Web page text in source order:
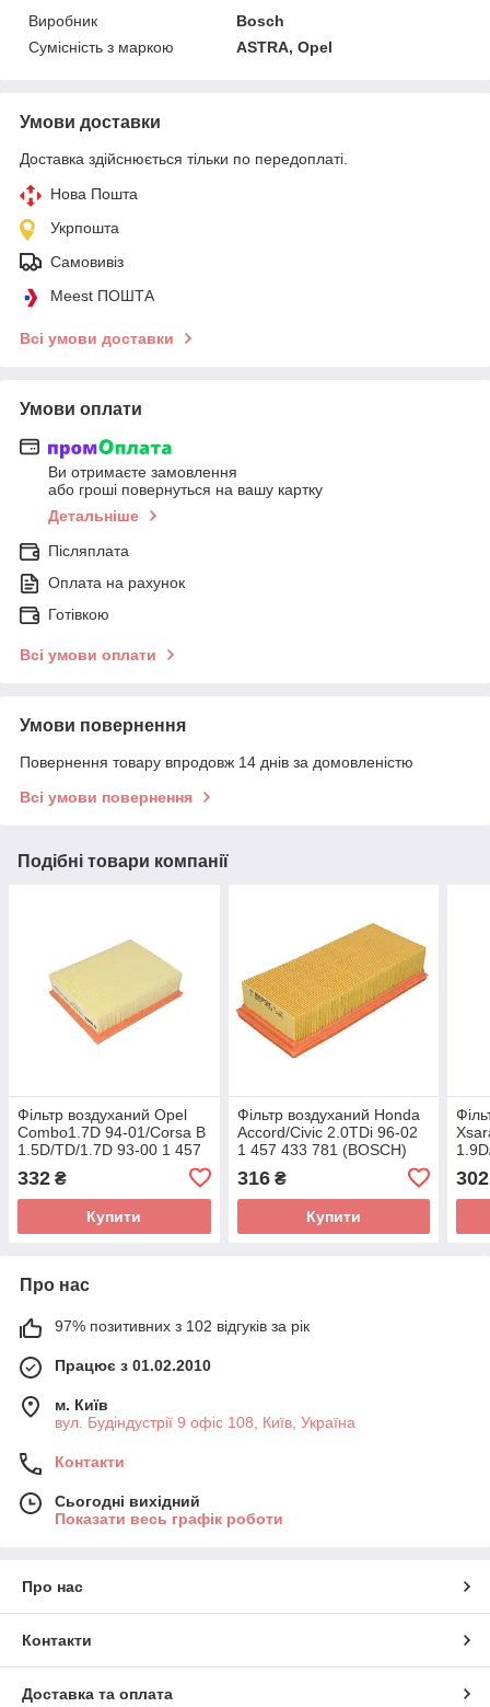
Виробник
Bosch
Сумісність з маркою
ASTRA, Opel
Умови доставки
Доставка здійснюється тільки по передоплаті.
Нова Пошта
Укрпошта
Самовивіз
Meest ПОШТА
Всі умови доставки
Умови оплати
Ви отримаєте замовлення
або гроші повернуться на вашу картку
Детальніше
Післяплата
Оплата на рахунок
Готівкою
Всі умови оплати
Умови повернення
Повернення товару впродовж 14 днів за домовленістю
Всі умови повернення
Подібні товари компанії
Фільтр воздуханий Opel
Combo1.7D 94-01/Corsa B
1.5D/TD/1.7D 93-00 1 457
332 ₴
Купити
Фільтр воздуханий Honda
Accord/Civic 2.0TDi 96-02
1 457 433 781 (BOSCH)
316₴
Купити
302
Про нас
97% позитивних з 102 відгуків за рік
Працює з 01.02.2010
м. Київ
вул. Будіндустрії 9 офіс 108, Київ, Україна
Контакти
Сьогодні вихідний
Показати весь графік роботи
Про нас
Контакти
Доставка та оплата